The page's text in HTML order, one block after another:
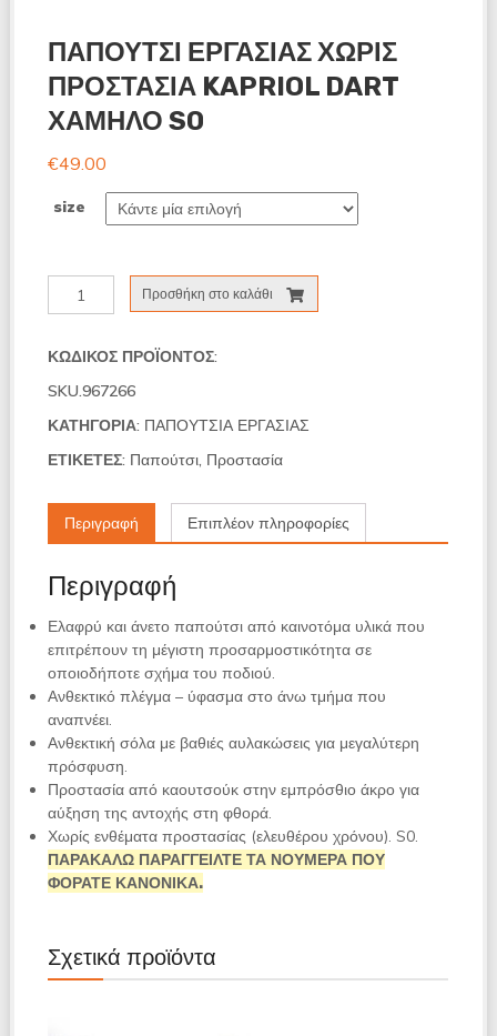
ΠΑΠΟΥΤΣΙ ΕΡΓΑΣΙΑΣ ΧΩΡΙΣ
ΠΡΟΣΤΑΣΙΑ KAPRIOL DART
ΧΑΜΗΛΟ S0
€49.00
size
ΠΑΠΟΥΤΣΙ
ΕΡΓΑΣΙΑΣ
ΠΡΟΣΤΑΣΙΑ
DART
ΧΑΜΗΛΟ
Προσθήκη στο καλάθι
ΚΩΔΙΚΌΣ ΠΡΟΪΌΝΤΟΣ:
SKU.967266
ΚΑΤΗΓΟΡΊΑ: ΠΑΠΟΥΤΣΙΑ ΕΡΓΑΣΙΑΣ
ΕΤΙΚΈΤΕΣ: Παπούτσι, Προστασία
Περιγραφή Επιπλέον πληροφορίες
Περιγραφή
Ελαφρύ και άνετο παπούτσι από καινοτόμα υλικά που
επιτρέπουν τη μέγιστη προσαρμοστικότητα σε
οποιοδήποτε σχήμα του ποδιού.
Ανθεκτικό πλέγμα – ύφασμα στο άνω τμήμα που
αναπνέει.
Ανθεκτική σόλα με βαθιές αυλακώσεις για μεγαλύτερη
πρόσφυση.
Προστασία από καουτσούκ στην εμπρόσθιο άκρο για
αύξηση της αντοχής στη φθορά.
Χωρίς ενθέματα προστασίας (ελευθέρου χρόνου). S0.
ΠΑΡΑΚΑΛΩ ΠΑΡΑΓΓΕΙΛΤΕ ΤΑ ΝΟΥΜΕΡΑ ΠΟΥ
ΦΟΡΑΤΕ ΚΑΝΟΝΙΚΑ.
Σχετικά προϊόντα